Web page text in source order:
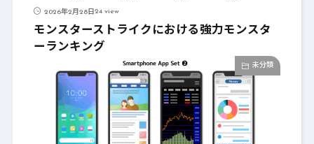
2026年2月28日24 view
モンスターストライクにおける強力モンスタ
ーランキング
未分類